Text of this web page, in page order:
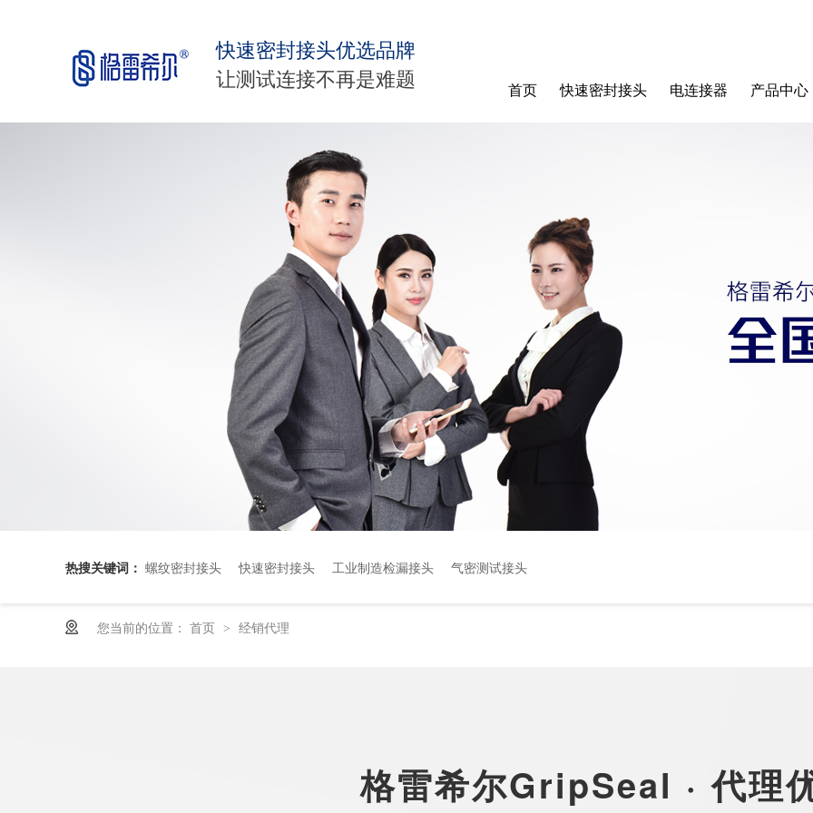
快速密封接头优选品牌
让测试连接不再是难题
首页 快速密封接头 电连接器 产品中心
热搜关键词： 螺纹密封接头 快速密封接头 工业制造检漏接头 气密测试接头
您当前的位置： 首页 > 经销代理
格雷希尔GripSeal · 代理